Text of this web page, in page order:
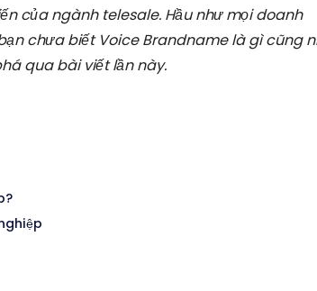
của ngành telesale. Hầu như mọi doanh
chưa biết Voice Brandname là gì cũng
qua bài viết lần này.